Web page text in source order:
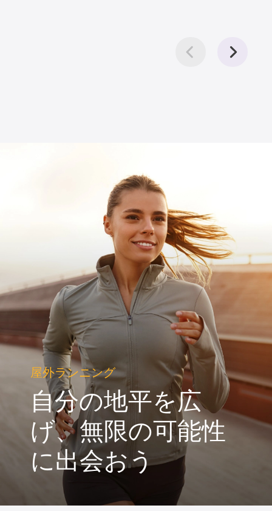
屋外ランニング
自分の地平を広
げ、無限の可能性
に出会おう